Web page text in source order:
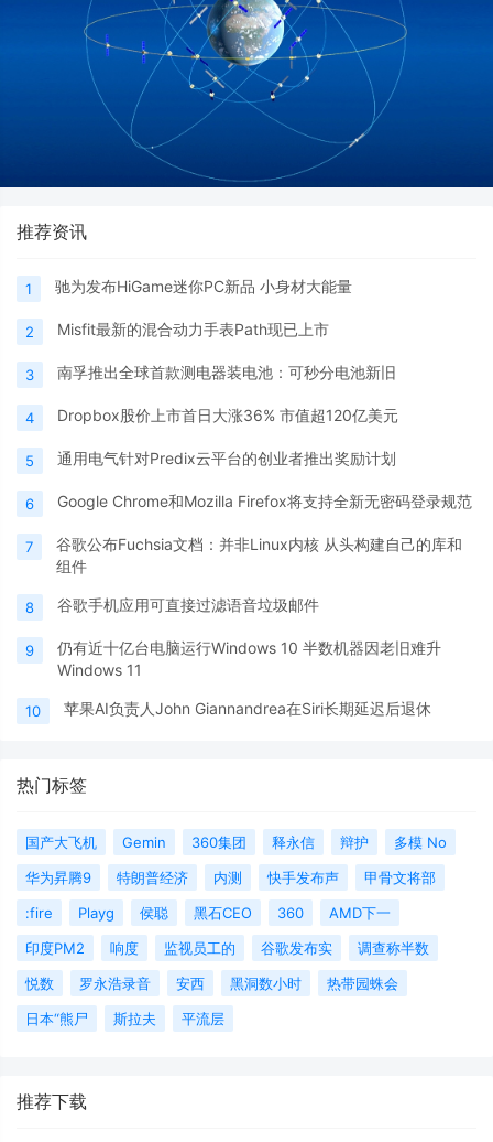
推荐资讯
1 驰为发布HiGame迷你PC新品 小身材大能量
2 Misfit最新的混合动力手表Path现已上市
3 南孚推出全球首款测电器装电池：可秒分电池新旧
4 Dropbox股价上市首日大涨36% 市值超120亿美元
5 通用电气针对Predix云平台的创业者推出奖励计划
6 Google Chrome和Mozilla Firefox将支持全新无密码登录规范
7
谷歌公布Fuchsia文档：并非Linux内核 从头构建自己的库和
组件
8 谷歌手机应用可直接过滤语音垃圾邮件
9
仍有近十亿台电脑运行Windows 10 半数机器因老旧难升
Windows 11
10 苹果AI负责人John Giannandrea在Siri长期延迟后退休
热门标签
国产大飞机 Gemin 360集团 释永信 辩护
多模 No
华为昇腾9
特朗普经济 内测 快手发布声
甲骨文将部
:fire
Playg 侯聪 黑石CEO 360
AMD下一
印度PM2
响度 监视员工的 谷歌发布实
调查称半数
悦数
罗永浩录音 安西 黑洞数小时
热带园蛛会
日本“熊尸
斯拉夫 平流层
推荐下载